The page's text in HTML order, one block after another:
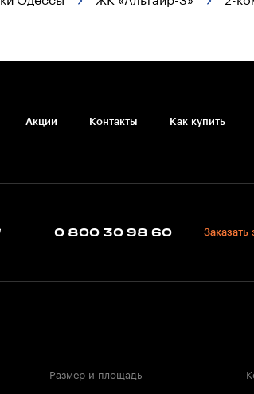
Акции Контакты Как купить
0 800 30 98 60 Заказать
Размер и площадь